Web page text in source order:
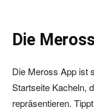
Die
Die Meross App ist
Startseite Kacheln,
repräsentieren.